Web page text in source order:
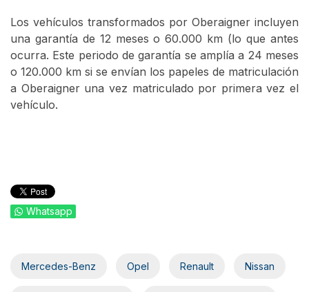
Los vehículos transformados por Oberaigner incluyen
una garantía de 12 meses o 60.000 km (lo que antes
ocurra. Este periodo de garantía se amplía a 24 meses
o 120.000 km si se envían los papeles de matriculación
a Oberaigner una vez matriculado por primera vez el
vehículo.
Whatsapp
Mercedes-Benz Opel Renault Nissan